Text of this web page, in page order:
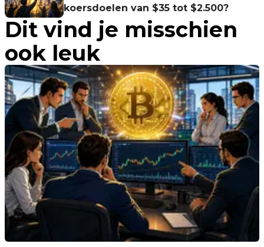
koersdoelen van $35 tot $2.500?
Dit vind je misschien
ook leuk